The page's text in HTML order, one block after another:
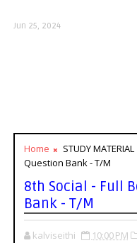
Jun 25, 2024
Home STUDY MATERIAL
Question Bank - T/M
8th Social - Full
Bank - T/M
kalviseithi 10:00 PM